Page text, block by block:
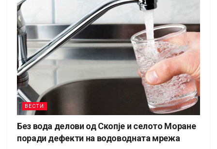
ВЕСТИ
Без вода делови од Скопје и селото Моране
поради дефекти на водоводната мрежа